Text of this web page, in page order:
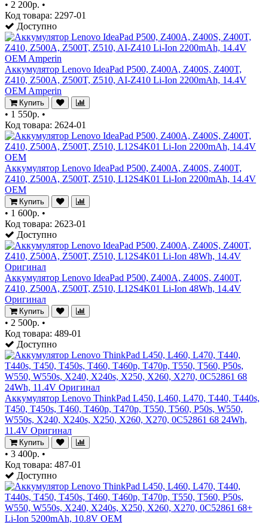
• 2 200р. •
Код товара: 2297-01
Доступно
Аккумулятор Lenovo IdeaPad P500, Z400A, Z400S, Z400T,
Z410, Z500A, Z500T, Z510, AI-Z410 Li-Ion 2200mAh, 14.4V
OEM Amperin
Купить
• 1 550р. •
Код товара: 2624-01
Аккумулятор Lenovo IdeaPad P500, Z400A, Z400S, Z400T,
Z410, Z500A, Z500T, Z510, L12S4K01 Li-Ion 2200mAh, 14.4V
OEM
Купить
• 1 600р. •
Код товара: 2623-01
Доступно
Аккумулятор Lenovo IdeaPad P500, Z400A, Z400S, Z400T,
Z410, Z500A, Z500T, Z510, L12S4K01 Li-Ion 48Wh, 14.4V
Оригинал
Купить
• 2 500р. •
Код товара: 489-01
Доступно
Аккумулятор Lenovo ThinkPad L450, L460, L470, T440, T440s,
T450, T450s, T460, T460p, T470p, T550, T560, P50s, W550,
W550s, X240, X240s, X250, X260, X270, 0C52861 68 24Wh,
11.4V Оригинал
Купить
• 3 400р. •
Код товара: 487-01
Доступно